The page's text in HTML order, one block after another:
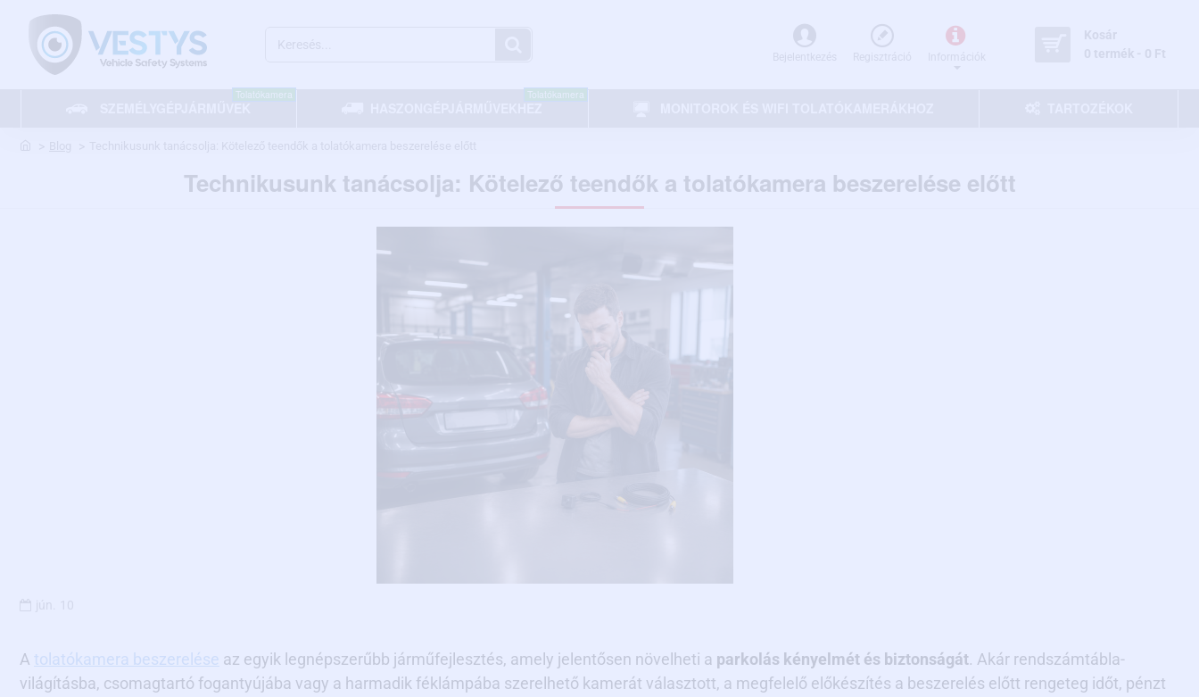
SZEMÉLYGÉPJÁRMŰVEK
Tolatókamera
HASZONGÉPJÁRMŰVEKHEZ
Tolatókamera
Technikusunk tanácsolja: Kötelező teendők a tolatókamera beszerelése előtt
A tolatókamera beszerelése az egyik legnépszerűbb járműfejlesztés, amely jelentősen növelheti a parkolás kényelmét és biztonságát. Akár rendszámtábla-
világításba, csomagtartó fogantyújába vagy a harmadik féklámpába szerelhető kamerát választott, a megfelelő előkészítés a beszerelés előtt rengeteg időt, pénzt